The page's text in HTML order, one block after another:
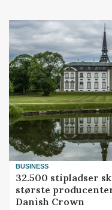
BUSINESS
32.500 stipladser
største
Danish Crown